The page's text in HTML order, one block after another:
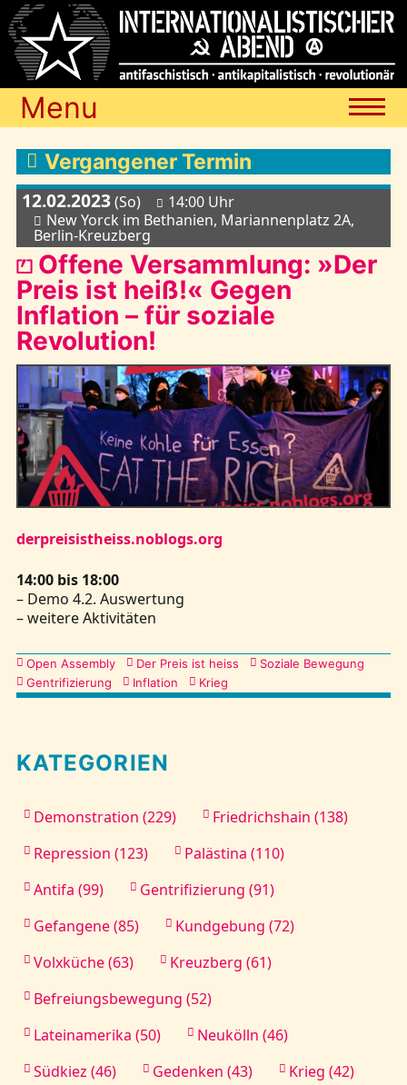
Menu
Termine
Blog
Media
Links
Kontakt
Vergangener Termin
12.02.2023(So)
14:00 Uhr
New Yorck im Bethanien, Mariannenplatz 2A,
Berlin-Kreuzberg
⏍ Offene Versammlung: »Der
Preis ist heiß!« Gegen
Inflation – für soziale
Revolution!
derpreisistheiss.noblogs.org
14:00 bis 18:00
– Demo 4.2. Auswertung
– weitere Aktivitäten
Kategorien
Open Assembly Der Preis ist heiss
Soziale Bewegung
Gentrifizierung
Inflation Krieg
KATEGORIEN
Demonstration (229)
Friedrichshain (138)
Repression (123)
Palästina (110)
Antifa (99)
Gentrifizierung (91)
Gefangene (85)
Kundgebung (72)
Volxküche (63)
Kreuzberg (61)
Befreiungsbewegung (52)
Lateinamerika (50)
Neukölln (46)
Südkiez (46)
Gedenken (43)
Krieg (42)